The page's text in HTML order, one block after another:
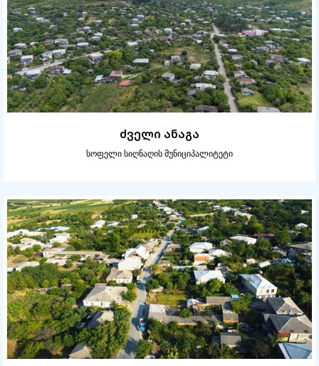
ძველი ანაგა
სოფელი სიღნაღის მუნიციპალიტეტი